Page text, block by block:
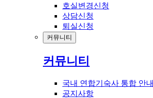
호실변경신청
상담신청
퇴실신청
커뮤니티
커뮤니티
국내 연합기숙사 통합 안내
공지사항